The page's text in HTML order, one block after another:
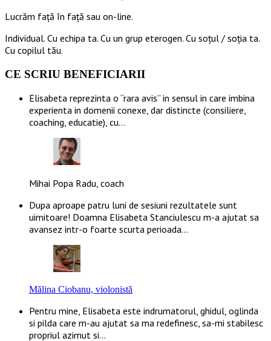
Lucrăm față în față sau on-line.
Individual. Cu echipa ta. Cu un grup eterogen. Cu soțul / soția ta.
Cu copilul tău.
CE SCRIU BENEFICIARII
Elisabeta reprezinta o “rara avis” in sensul in care imbina
experienta in domenii conexe, dar distincte (consiliere,
coaching, educatie), cu…
Mihai Popa Radu, coach
Dupa aproape patru luni de sesiuni rezultatele sunt
uimitoare! Doamna Elisabeta Stanciulescu m-a ajutat sa
avansez intr-o foarte scurta perioada…
Mălina Ciobanu, violonistă
Pentru mine, Elisabeta este indrumatorul, ghidul, oglinda
si pilda care m-au ajutat sa ma redefinesc, sa-mi stabilesc
propriul azimut si…